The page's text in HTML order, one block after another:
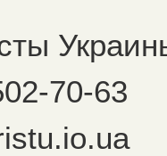
70-63